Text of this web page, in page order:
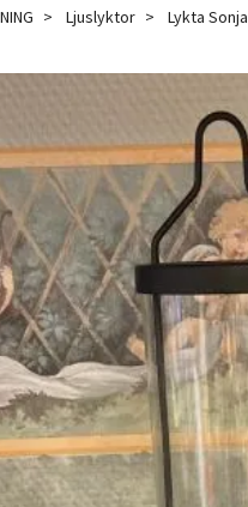
Ljuslyktor Lykta Sonja